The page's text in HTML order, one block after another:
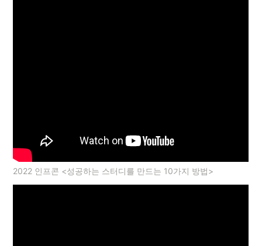
2022 인프콘 <성공하는 스터디를 만드는 10가지 방법>